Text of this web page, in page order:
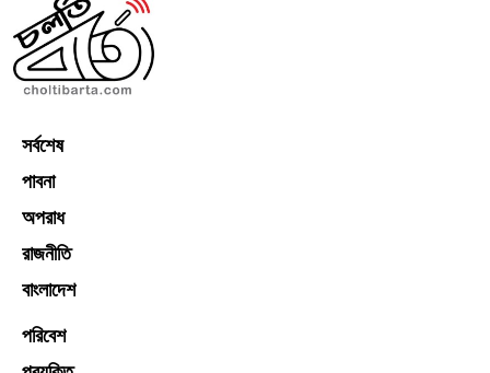
সর্বশেষ
পাবনা
অপরাধ
রাজনীতি
বাংলাদেশ
পরিবেশ